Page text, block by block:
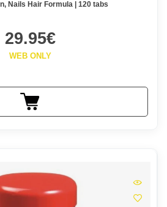
SOLGAR - Skin, Nails Hair Formula | 120 tabs
29.95€
WEB ONLY